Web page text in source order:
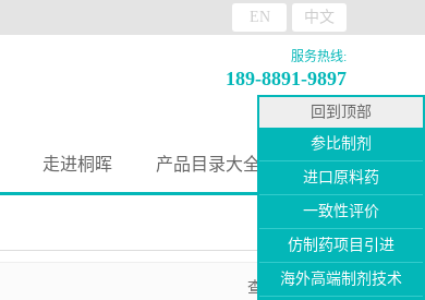
EN 中文
服务热线:
189-8891-9897
走进桐晖 产品目录大全
查看详情
回到顶部
参比制剂
进口原料药
一致性评价
仿制药项目引进
海外高端制剂技术